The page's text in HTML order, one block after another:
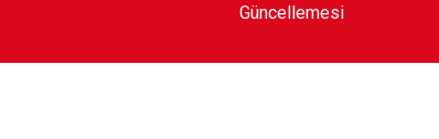
Güncellemesi